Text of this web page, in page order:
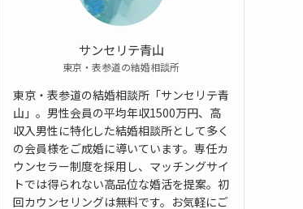
サンセリテ青山
東京・表参道の結婚相談所
東京・表参道の結婚相談所「サンセリテ青
山」。男性会員の平均年収1500万円、高
収入男性に特化した結婚相談所として多く
の会員様をご成婚に導いています。専任カ
ウンセラー制度を採用し、マッチングサイ
トでは得られない高品位な婚活を提案。初
回カウンセリングは無料です。お気軽にご